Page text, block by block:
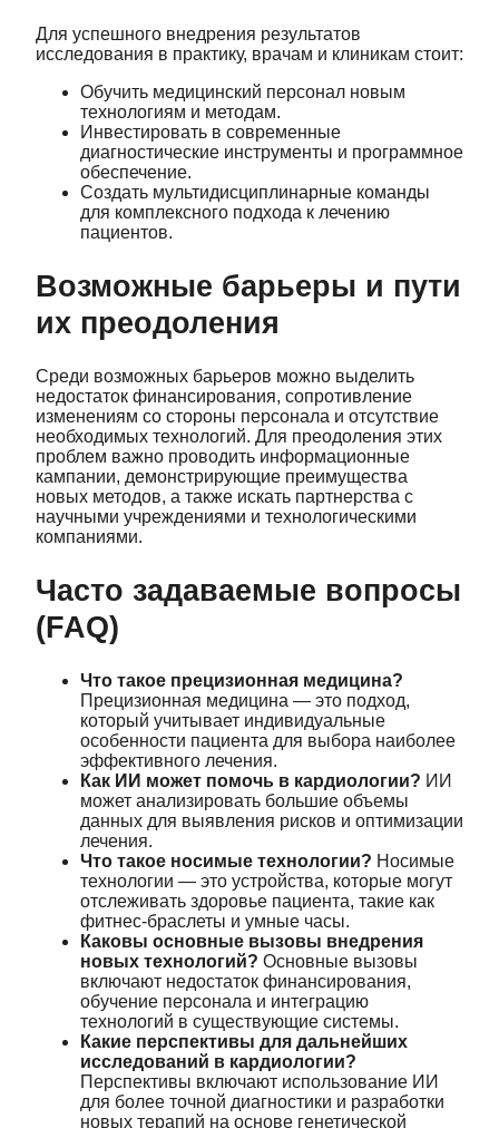
Для успешного внедрения результатов
исследования в практику, врачам и клиникам стоит:
Обучить медицинский персонал новым
технологиям и методам.
Инвестировать в современные
диагностические инструменты и программное
обеспечение.
Создать мультидисциплинарные команды
для комплексного подхода к лечению
пациентов.
Возможные барьеры и пути
их преодоления
Среди возможных барьеров можно выделить
недостаток финансирования, сопротивление
изменениям со стороны персонала и отсутствие
необходимых технологий. Для преодоления этих
проблем важно проводить информационные
кампании, демонстрирующие преимущества
новых методов, а также искать партнерства с
научными учреждениями и технологическими
компаниями.
Часто задаваемые вопросы
(FAQ)
Что такое прецизионная медицина?
Прецизионная медицина — это подход,
который учитывает индивидуальные
особенности пациента для выбора наиболее
эффективного лечения.
Как ИИ может помочь в кардиологии? ИИ
может анализировать большие объемы
данных для выявления рисков и оптимизации
лечения.
Что такое носимые технологии? Носимые
технологии — это устройства, которые могут
отслеживать здоровье пациента, такие как
фитнес-браслеты и умные часы.
Каковы основные вызовы внедрения
новых технологий? Основные вызовы
включают недостаток финансирования,
обучение персонала и интеграцию
технологий в существующие системы.
Какие перспективы для дальнейших
исследований в кардиологии?
Перспективы включают использование ИИ
для более точной диагностики и разработки
новых терапий на основе генетической